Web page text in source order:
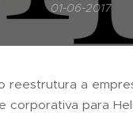
01-06-2017
reestrutura a
corporativa para